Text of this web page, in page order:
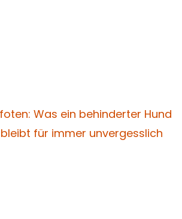
Was ein behinderter Hund
für immer unvergesslich